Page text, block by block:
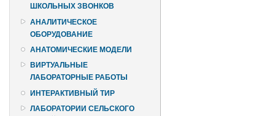
ШКОЛЬНЫХ ЗВОНКОВ
АНАЛИТИЧЕСКОЕ
ОБОРУДОВАНИЕ
АНАТОМИЧЕСКИЕ МОДЕЛИ
ВИРТУАЛЬНЫЕ
ЛАБОРАТОРНЫЕ РАБОТЫ
ИНТЕРАКТИВНЫЙ ТИР
ЛАБОРАТОРИИ СЕЛЬСКОГО